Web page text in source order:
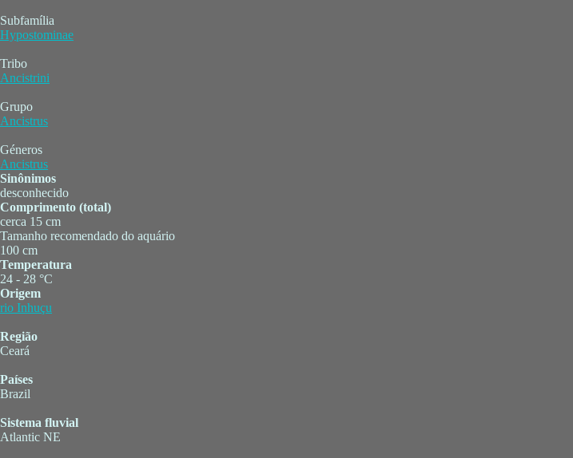
Subfamília
Hypostominae
Tribo
Ancistrini
Grupo
Ancistrus
Géneros
Ancistrus
Sinônimos
desconhecido
Comprimento (total)
cerca 15 cm
Tamanho recomendado do aquário
100 cm
Temperatura
24 - 28 °C
Origem
rio Inhuçu
Região
Ceará
Países
Brazil
Sistema fluvial
Atlantic NE